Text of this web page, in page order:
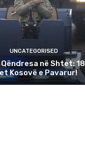
UNCATEGORISED
Qëndresa në Shtet: 18
Kosovë e Pavarur!